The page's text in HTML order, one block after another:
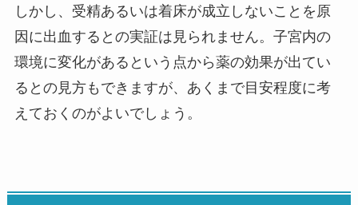
しかし、受精あるいは着床が成立しないことを原
因に出血するとの実証は見られません。子宮内の
環境に変化があるという点から薬の効果が出てい
るとの見方もできますが、あくまで目安程度に考
えておくのがよいでしょう。